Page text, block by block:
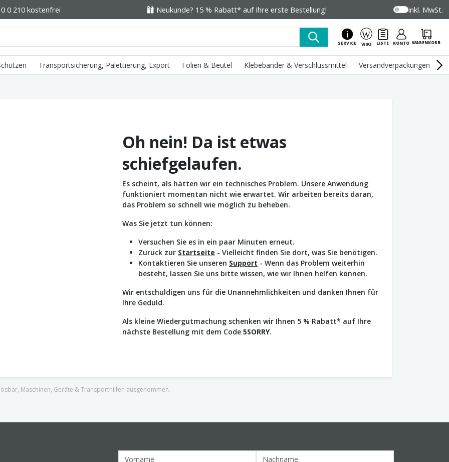
0 210 kostenfrei Neukunde? 15 % Rabatt* auf Ihre erste Bestellung! inkl. MwSt.
SERVICE WIKI LISTE KONTO WARENKORB
Transportsicherung, Palettierung, Export Folien & Beutel Klebebänder & Verschlussmittel Versandverpackungen
Oh nein! Da ist etwas
schiefgelaufen.
Es scheint, als hätten wir ein technisches Problem. Unsere Anwendung
funktioniert momentan nicht wie erwartet. Wir arbeiten bereits daran,
das Problem so schnell wie möglich zu beheben.
Was Sie jetzt tun können:
Versuchen Sie es in ein paar Minuten erneut.
Zurück zur Startseite - Vielleicht finden Sie dort, was Sie benötigen.
Kontaktieren Sie unseren Support - Wenn das Problem weiterhin
besteht, lassen Sie uns bitte wissen, wie wir Ihnen helfen können.
Wir entschuldigen uns für die Unannehmlichkeiten und danken Ihnen für
Ihre Geduld.
Als kleine Wiedergutmachung schenken wir Ihnen 5 % Rabatt* auf Ihre
nächste Bestellung mit dem Code 5SORRY.
Maschinen, Geräte & Transporthilfen ausgenommen.